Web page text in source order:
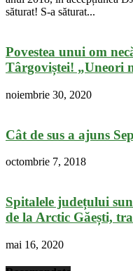
săturat! S-a săturat...
Povestea unui om
Târgoviștei! „Uneori
noiembrie 30, 2020
Cât de sus a ajuns
octombrie 7, 2018
Spitalele județului
de la Arctic Găești,
mai 16, 2020